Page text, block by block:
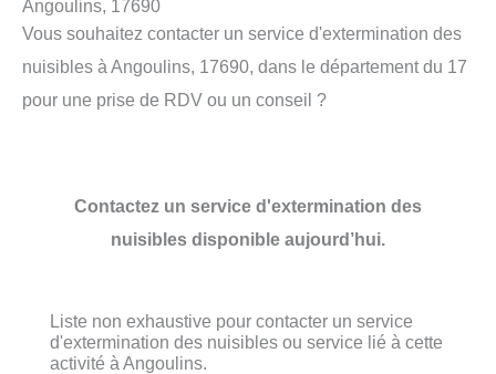
Angoulins, 17690
Vous souhaitez contacter un service d'extermination des
nuisibles à Angoulins, 17690, dans le département du 17
pour une prise de RDV ou un conseil ?
Contactez un service d'extermination des
nuisibles disponible aujourd’hui.
Liste non exhaustive pour contacter un service
d'extermination des nuisibles ou service lié à cette
activité à Angoulins.